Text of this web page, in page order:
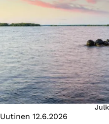
Uutinen 12.6.2026